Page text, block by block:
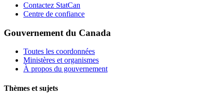
Contactez StatCan
Centre de confiance
Gouvernement du Canada
Toutes les coordonnées
Ministères et organismes
À propos du gouvernement
Thèmes et sujets